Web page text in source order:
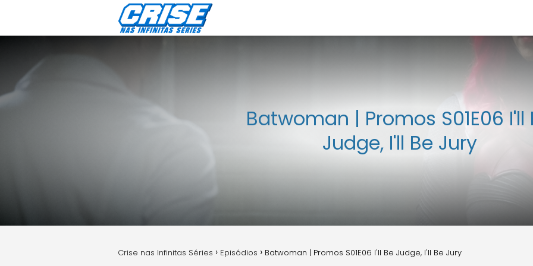
Batwoman | Promos S01E06 I'll
Judge, I'll Be Jury
Crise nas Infinitas Séries Episódios Batwoman | Promos S01E06 I'll Be Judge, I'll Be Jury